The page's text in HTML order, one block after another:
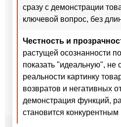
сразу с демонстрации
ключевой вопрос, без
Честность и
растущей осознанности
показать "идеальную", не
реальности картинку
возвратов и негативных
демонстрация функций,
становится